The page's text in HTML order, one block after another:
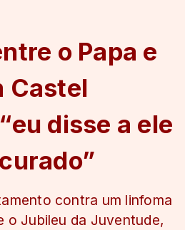
o Papa e
Castel
disse a ele
contra um linfoma
o Jubileu da Juventude,